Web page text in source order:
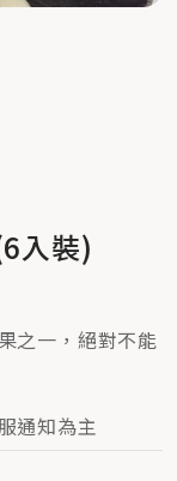
入裝)
之一，絕對不能
通知為主